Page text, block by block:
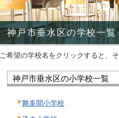
神戸市垂水区の学校一覧
ご希望の学校名をクリックすると、
神戸市垂水区の小学校一覧
舞多聞小学校